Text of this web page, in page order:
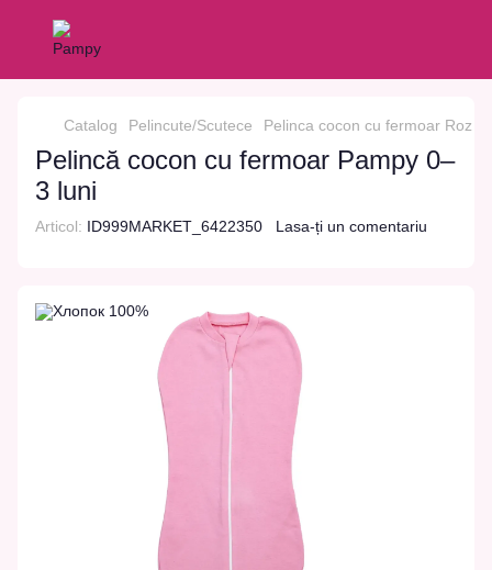
Catalog Pelincute/Scutece Pelinca cocon cu fermoar Roz
Pelincă cocon cu fermoar Pampy 0–
3 luni
Articol: ID999MARKET_6422350 Lasa-ți un comentariu